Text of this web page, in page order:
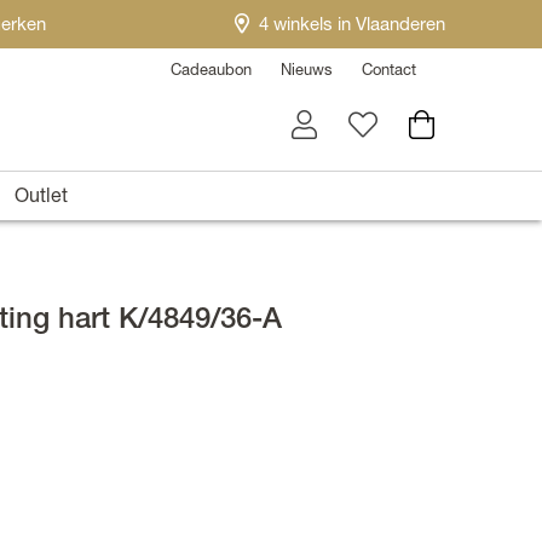
4 winkels in Vlaanderen
Cadeaubon Nieuws Contact
Outlet
hart K/4849/36-A